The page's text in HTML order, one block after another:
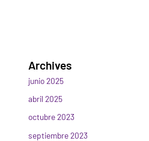
Archives
junio 2025
abril 2025
octubre 2023
septiembre 2023